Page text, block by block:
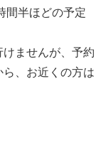
間半ほどの予定
ませんが、予約
、お近くの方は